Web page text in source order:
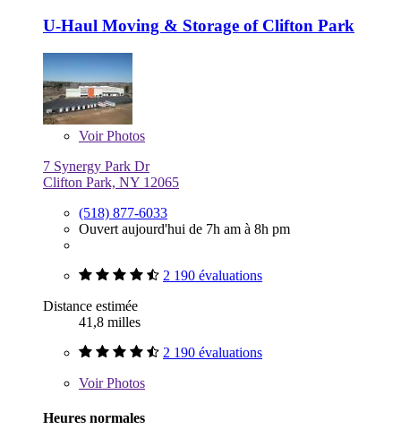
U-Haul Moving & Storage of Clifton Park
VoirPhotos
7 Synergy Park Dr
Clifton Park, NY 12065
(518) 877-6033
Ouvert aujourd'hui de 7h am à 8h pm
2 190 évaluations
Distance estimée
41,8 milles
2 190 évaluations
VoirPhotos
Heures normales